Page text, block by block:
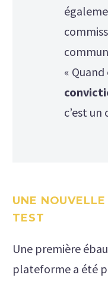
«
c’est
UNE
TEST
Une première
plateforme a été